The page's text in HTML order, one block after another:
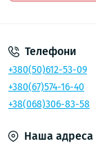
Телефони
+380(50)612-53-09
+380(67)574-16-40
+38(068)306-83-58
Наша адреса